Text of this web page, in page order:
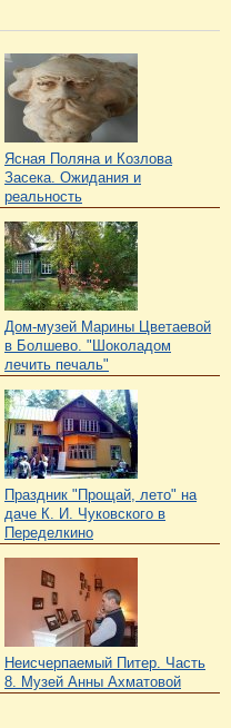
Ясная Поляна и Козлова
Засека. Ожидания и
реальность
Дом-музей Марины Цветаевой
в Болшево. "Шоколадом
лечить печаль"
Праздник "Прощай, лето" на
даче К. И. Чуковского в
Переделкино
Неисчерпаемый Питер. Часть
8. Музей Анны Ахматовой